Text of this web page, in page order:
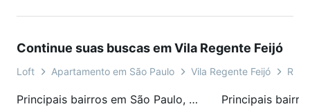
Continue suas buscas em Vila Regente Feijó
Loft Apartamento em São Paulo Vila Regente Feijó Rua
Principais bairros em São Paulo, SP